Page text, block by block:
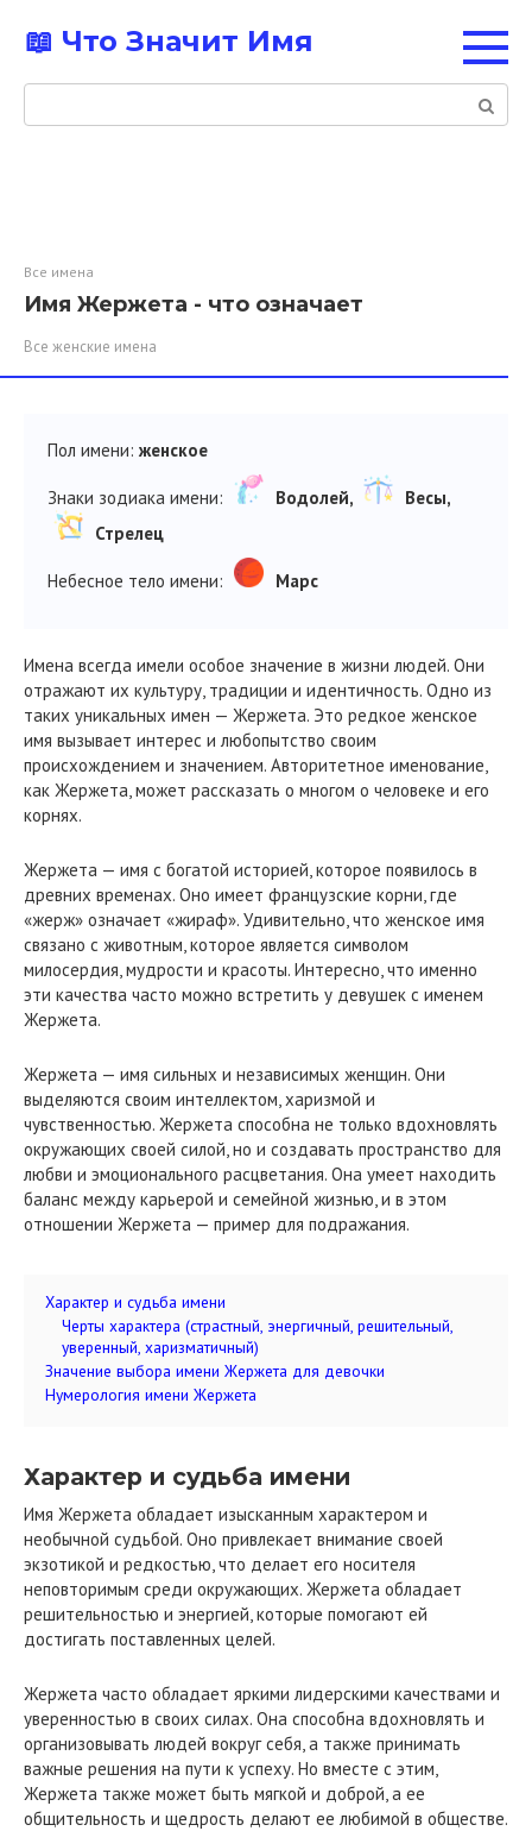
контенту
📖 Что Значит Имя
Поиск:
Все имена
Имя Жержета - что означает
Все женские имена
Пол имени: женское
Знаки зодиака имени: Водолей,
Весы,
Стрелец
Небесное тело имени: Марс
Имена всегда имели особое значение в жизни людей. Они
отражают их культуру, традиции и идентичность. Одно из
таких уникальных имен — Жержета. Это редкое женское
имя вызывает интерес и любопытство своим
происхождением и значением. Авторитетное именование,
как Жержета, может рассказать о многом о человеке и его
корнях.
Жержета — имя с богатой историей, которое появилось в
древних временах. Оно имеет французские корни, где
«жерж» означает «жираф». Удивительно, что женское имя
связано с животным, которое является символом
милосердия, мудрости и красоты. Интересно, что именно
эти качества часто можно встретить у девушек с именем
Жержета.
Жержета — имя сильных и независимых женщин. Они
выделяются своим интеллектом, харизмой и
чувственностью. Жержета способна не только вдохновлять
окружающих своей силой, но и создавать пространство для
любви и эмоционального расцветания. Она умеет находить
баланс между карьерой и семейной жизнью, и в этом
отношении Жержета — пример для подражания.
Характер и судьба имени
Черты характера (страстный, энергичный, решительный,
уверенный, харизматичный)
Значение выбора имени Жержета для девочки
Нумерология имени Жержета
Характер и судьба имени
Имя Жержета обладает изысканным характером и
необычной судьбой. Оно привлекает внимание своей
экзотикой и редкостью, что делает его носителя
неповторимым среди окружающих. Жержета обладает
решительностью и энергией, которые помогают ей
достигать поставленных целей.
Жержета часто обладает яркими лидерскими качествами и
уверенностью в своих силах. Она способна вдохновлять и
организовывать людей вокруг себя, а также принимать
важные решения на пути к успеху. Но вместе с этим,
Жержета также может быть мягкой и доброй, а ее
общительность и щедрость делают ее любимой в обществе.